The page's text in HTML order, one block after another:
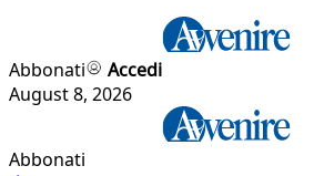
Abbonati
Accedi
August 8, 2026
Abbonati